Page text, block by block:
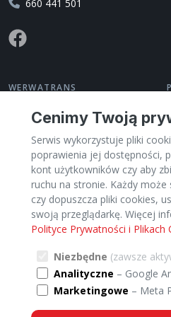
Cenimy Twoją
Serwis wykorzystuje pliki
poprawienia jej dostępności,
kont użytkowników czy aby
ruchu na stronie. Każdy
czy dopuszcza pliki cookies,
swoją przeglądarkę. Więcej
Polityce Prywatności i Plikach
Niezbędne (zawsze
Analityczne – Google
Marketingowe – Meta
660 441 501
WERWATRANS
O nas
Kontakt
Pomoc
Dla Przewoźników
Transport Meble
Transport Przeprowadzki
Transport Samochody